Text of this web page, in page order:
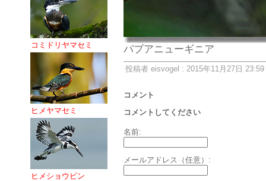
コミドリヤマセミ
ヒメヤマセミ
ヒメショウビン
パプアニューギニア
投稿者 eisvogel : 2015年11月27日 23:59
コメント
コメントしてください
名前:
メールアドレス（任意）: